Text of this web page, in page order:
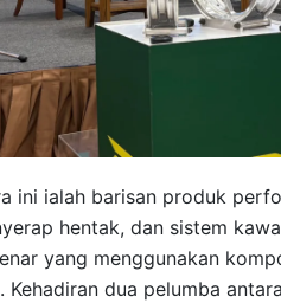
ini ialah barisan produk
hentak, dan sistem
yang menggunakan
dua pelumba